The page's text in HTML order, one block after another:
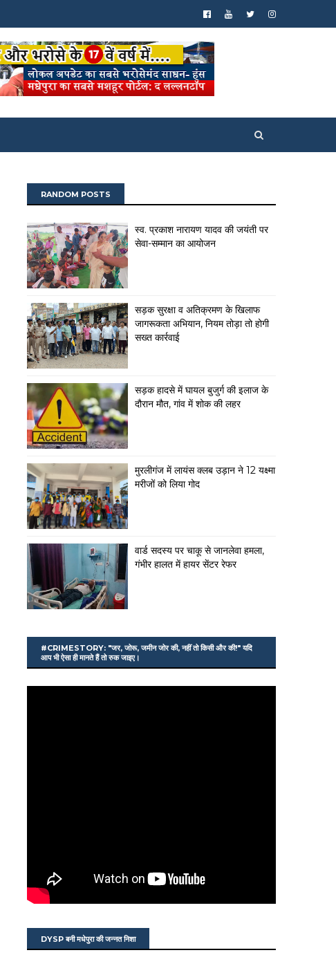
RANDOM POSTS
स्व. प्रकाश नारायण यादव की जयंती पर
सेवा-सम्मान का आयोजन
सड़क सुरक्षा व अतिक्रमण के खिलाफ
जागरूकता अभियान, नियम तोड़ा तो होगी
सख्त कार्रवाई
सड़क हादसे में घायल बुजुर्ग की इलाज के
दौरान मौत, गांव में शोक की लहर
मुरलीगंज में लायंस क्लब उड़ान ने 12 यक्ष्मा
मरीजों को लिया गोद
वार्ड सदस्य पर चाकू से जानलेवा हमला,
गंभीर हालत में हायर सेंटर रेफर
#CRIMESTORY: "जर, जोरू, जमीन जोर की, नहीं तो किसी और की!" यदि
आप भी ऐसा ही मानते हैं तो रुक जाइए।
DYSP बनी मधेपुरा की जन्नत निशा